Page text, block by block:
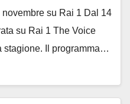
su Rai 1 Dal 14
su Rai 1 The Voice
stagione. Il programma…